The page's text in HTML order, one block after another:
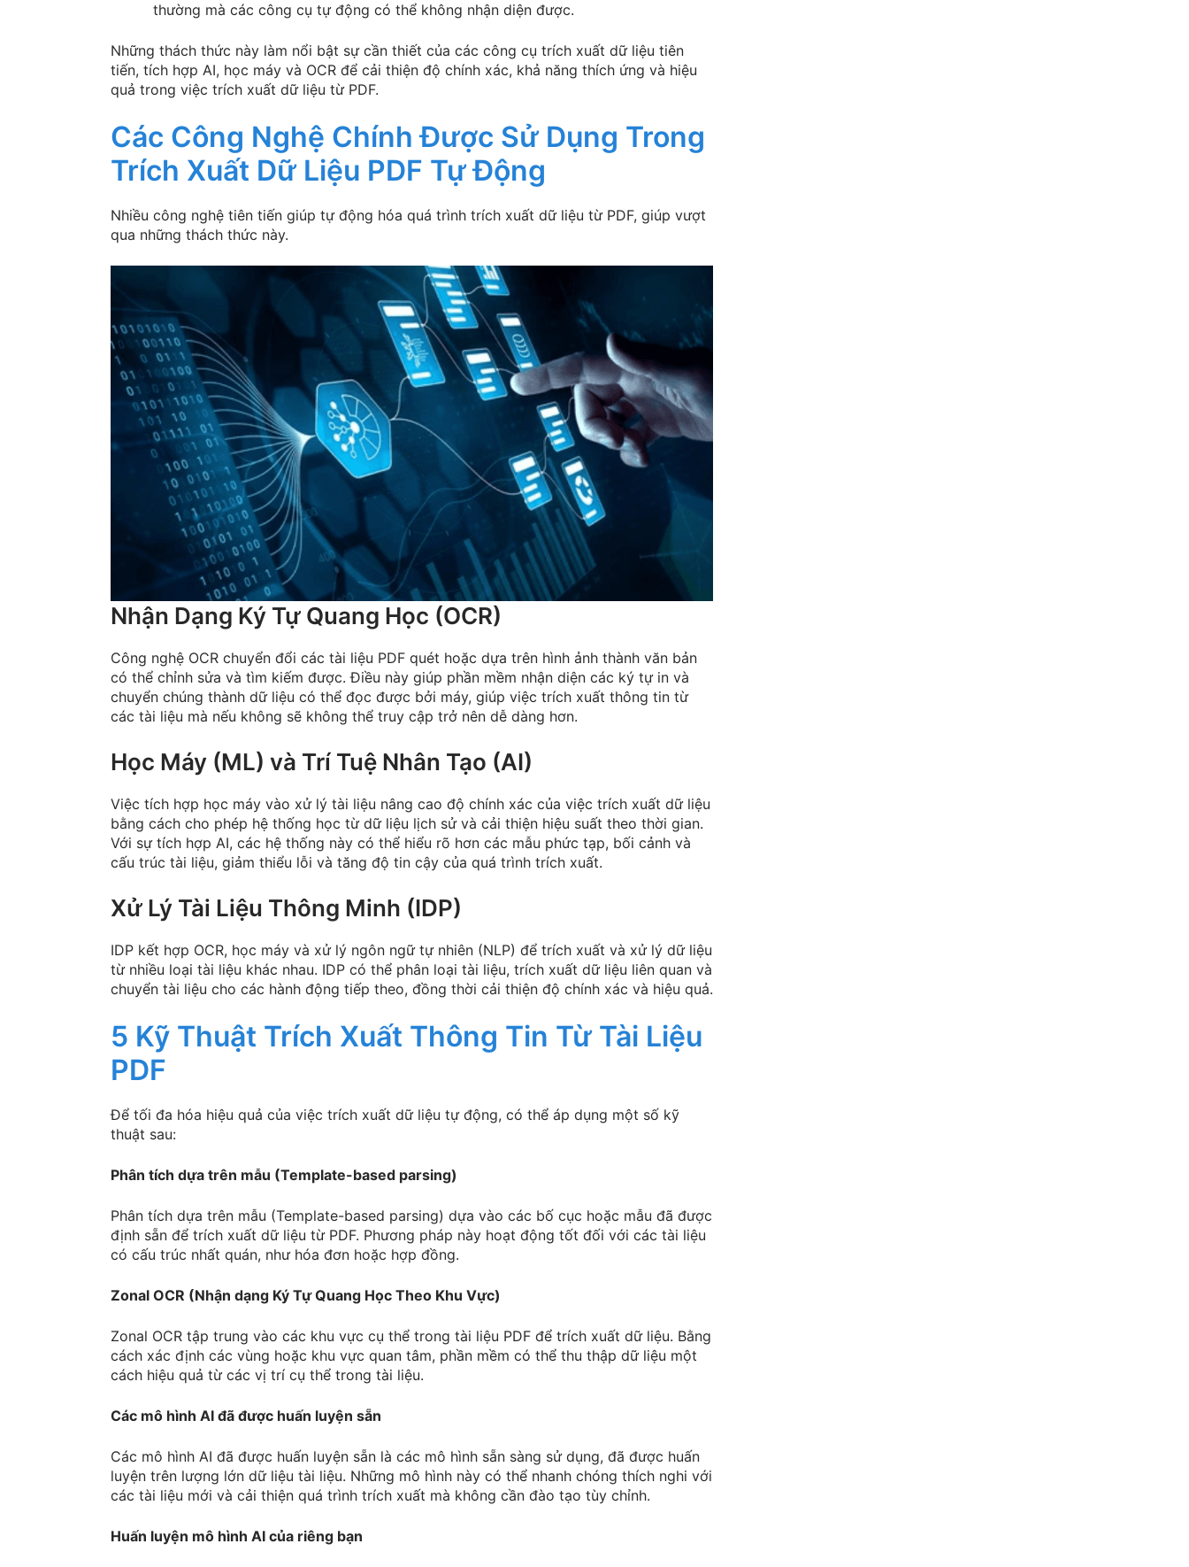
thường mà các công cụ tự động có thể không nhận diện được.
Những thách thức này làm nổi bật sự cần thiết của các công cụ trích xuất dữ liệu tiên
tiến, tích hợp AI, học máy và OCR để cải thiện độ chính xác, khả năng thích ứng và hiệu
quả trong việc trích xuất dữ liệu từ PDF.
Các Công Nghệ Chính Được Sử Dụng Trong
Trích Xuất Dữ Liệu PDF Tự Động
Nhiều công nghệ tiên tiến giúp tự động hóa quá trình trích xuất dữ liệu từ PDF, giúp vượt
qua những thách thức này.
Nhận Dạng Ký Tự Quang Học (OCR)
Công nghệ OCR chuyển đổi các tài liệu PDF quét hoặc dựa trên hình ảnh thành văn bản
có thể chỉnh sửa và tìm kiếm được. Điều này giúp phần mềm nhận diện các ký tự in và
chuyển chúng thành dữ liệu có thể đọc được bởi máy, giúp việc trích xuất thông tin từ
các tài liệu mà nếu không sẽ không thể truy cập trở nên dễ dàng hơn.
Học Máy (ML) và Trí Tuệ Nhân Tạo (AI)
Việc tích hợp học máy vào xử lý tài liệu nâng cao độ chính xác của việc trích xuất dữ liệu
bằng cách cho phép hệ thống học từ dữ liệu lịch sử và cải thiện hiệu suất theo thời gian.
Với sự tích hợp AI, các hệ thống này có thể hiểu rõ hơn các mẫu phức tạp, bối cảnh và
cấu trúc tài liệu, giảm thiểu lỗi và tăng độ tin cậy của quá trình trích xuất.
Xử Lý Tài Liệu Thông Minh (IDP)
IDP kết hợp OCR, học máy và xử lý ngôn ngữ tự nhiên (NLP) để trích xuất và xử lý dữ liệu
từ nhiều loại tài liệu khác nhau. IDP có thể phân loại tài liệu, trích xuất dữ liệu liên quan và
chuyển tài liệu cho các hành động tiếp theo, đồng thời cải thiện độ chính xác và hiệu quả.
5 Kỹ Thuật Trích Xuất Thông Tin Từ Tài Liệu
PDF
Để tối đa hóa hiệu quả của việc trích xuất dữ liệu tự động, có thể áp dụng một số kỹ
thuật sau:
Phân tích dựa trên mẫu (Template-based parsing)
Phân tích dựa trên mẫu (Template-based parsing) dựa vào các bố cục hoặc mẫu đã được
định sẵn để trích xuất dữ liệu từ PDF. Phương pháp này hoạt động tốt đối với các tài liệu
có cấu trúc nhất quán, như hóa đơn hoặc hợp đồng.
Zonal OCR (Nhận dạng Ký Tự Quang Học Theo Khu Vực)
Zonal OCR tập trung vào các khu vực cụ thể trong tài liệu PDF để trích xuất dữ liệu. Bằng
cách xác định các vùng hoặc khu vực quan tâm, phần mềm có thể thu thập dữ liệu một
cách hiệu quả từ các vị trí cụ thể trong tài liệu.
Các mô hình AI đã được huấn luyện sẵn
Các mô hình AI đã được huấn luyện sẵn là các mô hình sẵn sàng sử dụng, đã được huấn
luyện trên lượng lớn dữ liệu tài liệu. Những mô hình này có thể nhanh chóng thích nghi với
các tài liệu mới và cải thiện quá trình trích xuất mà không cần đào tạo tùy chỉnh.
Huấn luyện mô hình AI của riêng bạn